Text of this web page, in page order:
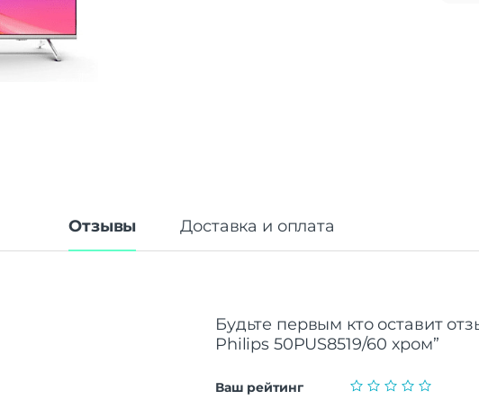
Отзывы Доставка и оплата
Будьте первым кто оставит
Philips 50PUS8519/60 хром”
Ваш рейтинг